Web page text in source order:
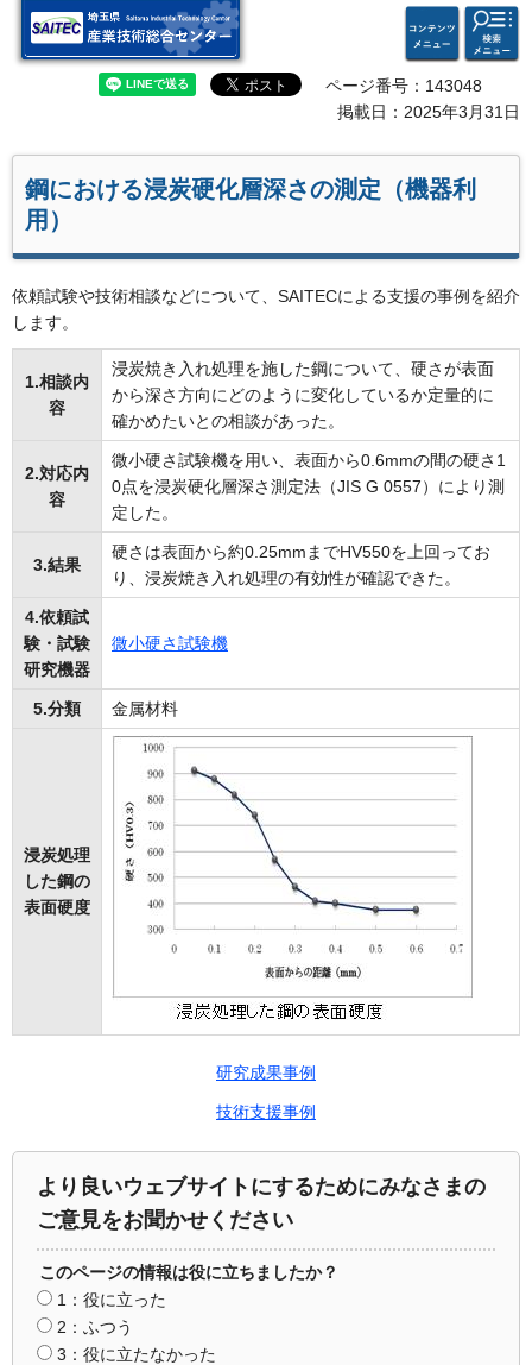
埼玉県 産業技術総合セン
コンテ
ンツメ
ニュー
検索・
共通メ
ニュー
ページ番号：143048
掲載日：2025年3月31日
鋼における浸炭硬化層深さの測定（機器利
用）
依頼試験や技術相談などについて、SAITECによる支援の事例を紹介
します。
1.相談内
容
浸炭焼き入れ処理を施した鋼について、硬さが表面
から深さ方向にどのように変化しているか定量的に
確かめたいとの相談があった。
2.対応内
容
微小硬さ試験機を用い、表面から0.6mmの間の硬さ1
0点を浸炭硬化層深さ測定法（JIS G 0557）により測
定した。
3.結果
硬さは表面から約0.25mmまでHV550を上回ってお
り、浸炭焼き入れ処理の有効性が確認できた。
4.依頼試
験・試験
研究機器
微小硬さ試験機
5.分類 金属材料
浸炭処理
した鋼の
表面硬度
研究成果事例
技術支援事例
より良いウェブサイトにするためにみなさまの
ご意見をお聞かせください
このページの情報は役に立ちましたか？
1：役に立った
2：ふつう
3：役に立たなかった